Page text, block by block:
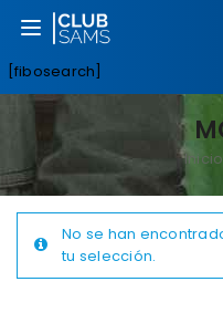
Abrir menú
[fibosearch]
Inicio
No se han
tu selección.